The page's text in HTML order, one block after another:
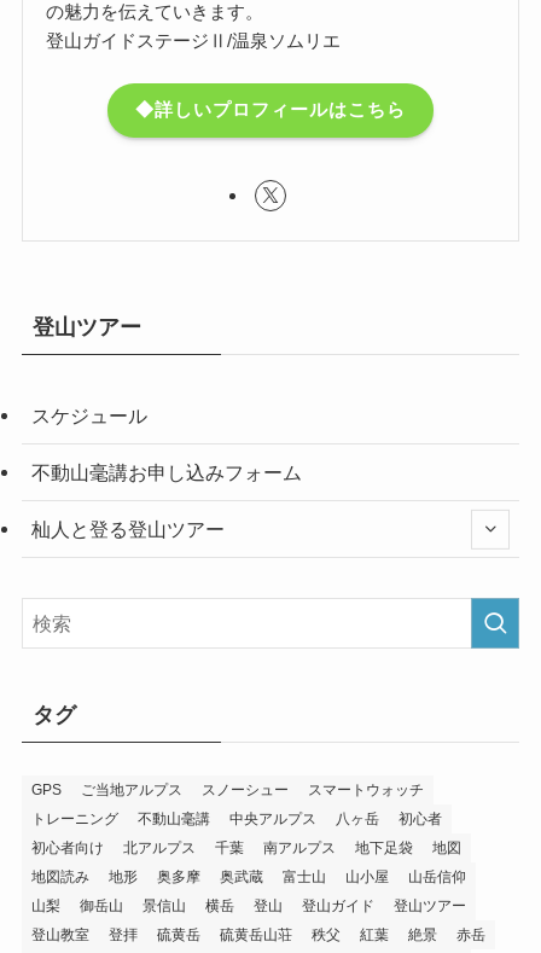
の魅力を伝えていきます。
登山ガイドステージⅡ/温泉ソムリエ
◆詳しいプロフィールはこちら
登山ツアー
スケジュール
不動山毫講お申し込みフォーム
杣人と登る登山ツアー
タグ
GPS ご当地アルプス スノーシュー
スマートウォッチ
トレーニング
不動山毫講 中央アルプス 八ヶ岳
初心者
初心者向け
北アルプス 千葉 南アルプス 地下足袋
地図
地図読み
地形 奥多摩 奥武蔵 富士山 山小屋
山岳信仰
山梨
御岳山 景信山 横岳 登山 登山ガイド
登山ツアー
登山教室
登拝 硫黄岳 硫黄岳山荘 秩父 紅葉 絶景 赤岳